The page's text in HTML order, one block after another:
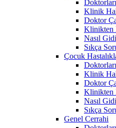
Klinik
Doktor
Klinikten
Nasıl
Sıkça
Çocuk
Klinik
Doktor
Klinikten
Nasıl
Sıkça
Genel Cerrahi